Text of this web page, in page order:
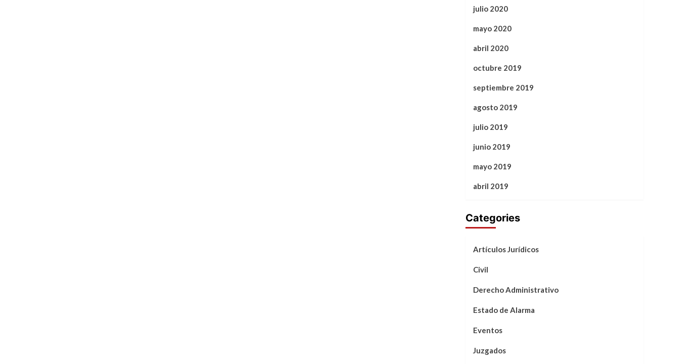
julio 2020
mayo 2020
abril 2020
octubre 2019
septiembre 2019
agosto 2019
julio 2019
junio 2019
mayo 2019
abril 2019
Categories
Artículos Jurídicos
Civil
Derecho Administrativo
Estado de Alarma
Eventos
Juzgados